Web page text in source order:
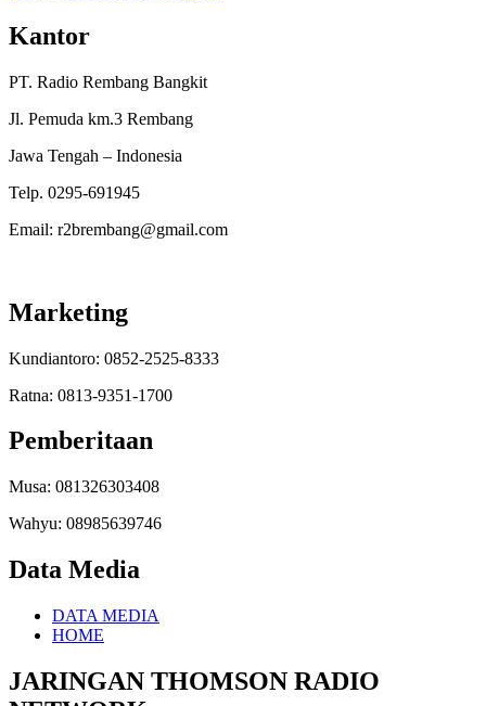
Kantor
PT. Radio Rembang Bangkit
Jl. Pemuda km.3 Rembang
Jawa Tengah – Indonesia
Telp. 0295-691945
Email: r2brembang@gmail.com
Marketing
Kundiantoro: 0852-2525-8333
Ratna: 0813-9351-1700
Pemberitaan
Musa: 081326303408
Wahyu: 08985639746
Data Media
DATA MEDIA
HOME
JARINGAN THOMSON RADIO